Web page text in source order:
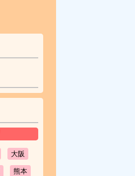
大阪
熊本